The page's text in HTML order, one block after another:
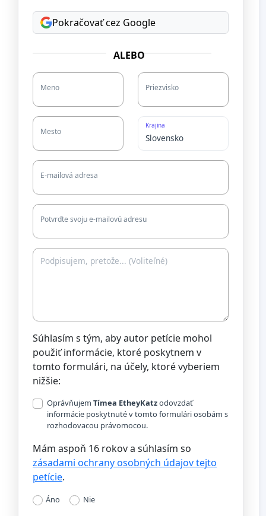
Pokračovať cez Google
ALEBO
Meno Priezvisko
Mesto
Krajina
E-mailová adresa
Potvrďte svoju e-mailovú adresu
Súhlasím s tým, aby autor petície mohol
použiť informácie, ktoré poskytnem v
tomto formulári, na účely, ktoré vyberiem
nižšie:
Oprávňujem Tímea EtheyKatzodovzdať
informácie poskytnuté v tomto formulári osobám s
rozhodovacou právomocou.
Mám aspoň 16 rokov a súhlasím so
zásadami ochrany osobných údajov tejto
petície.
Áno Nie